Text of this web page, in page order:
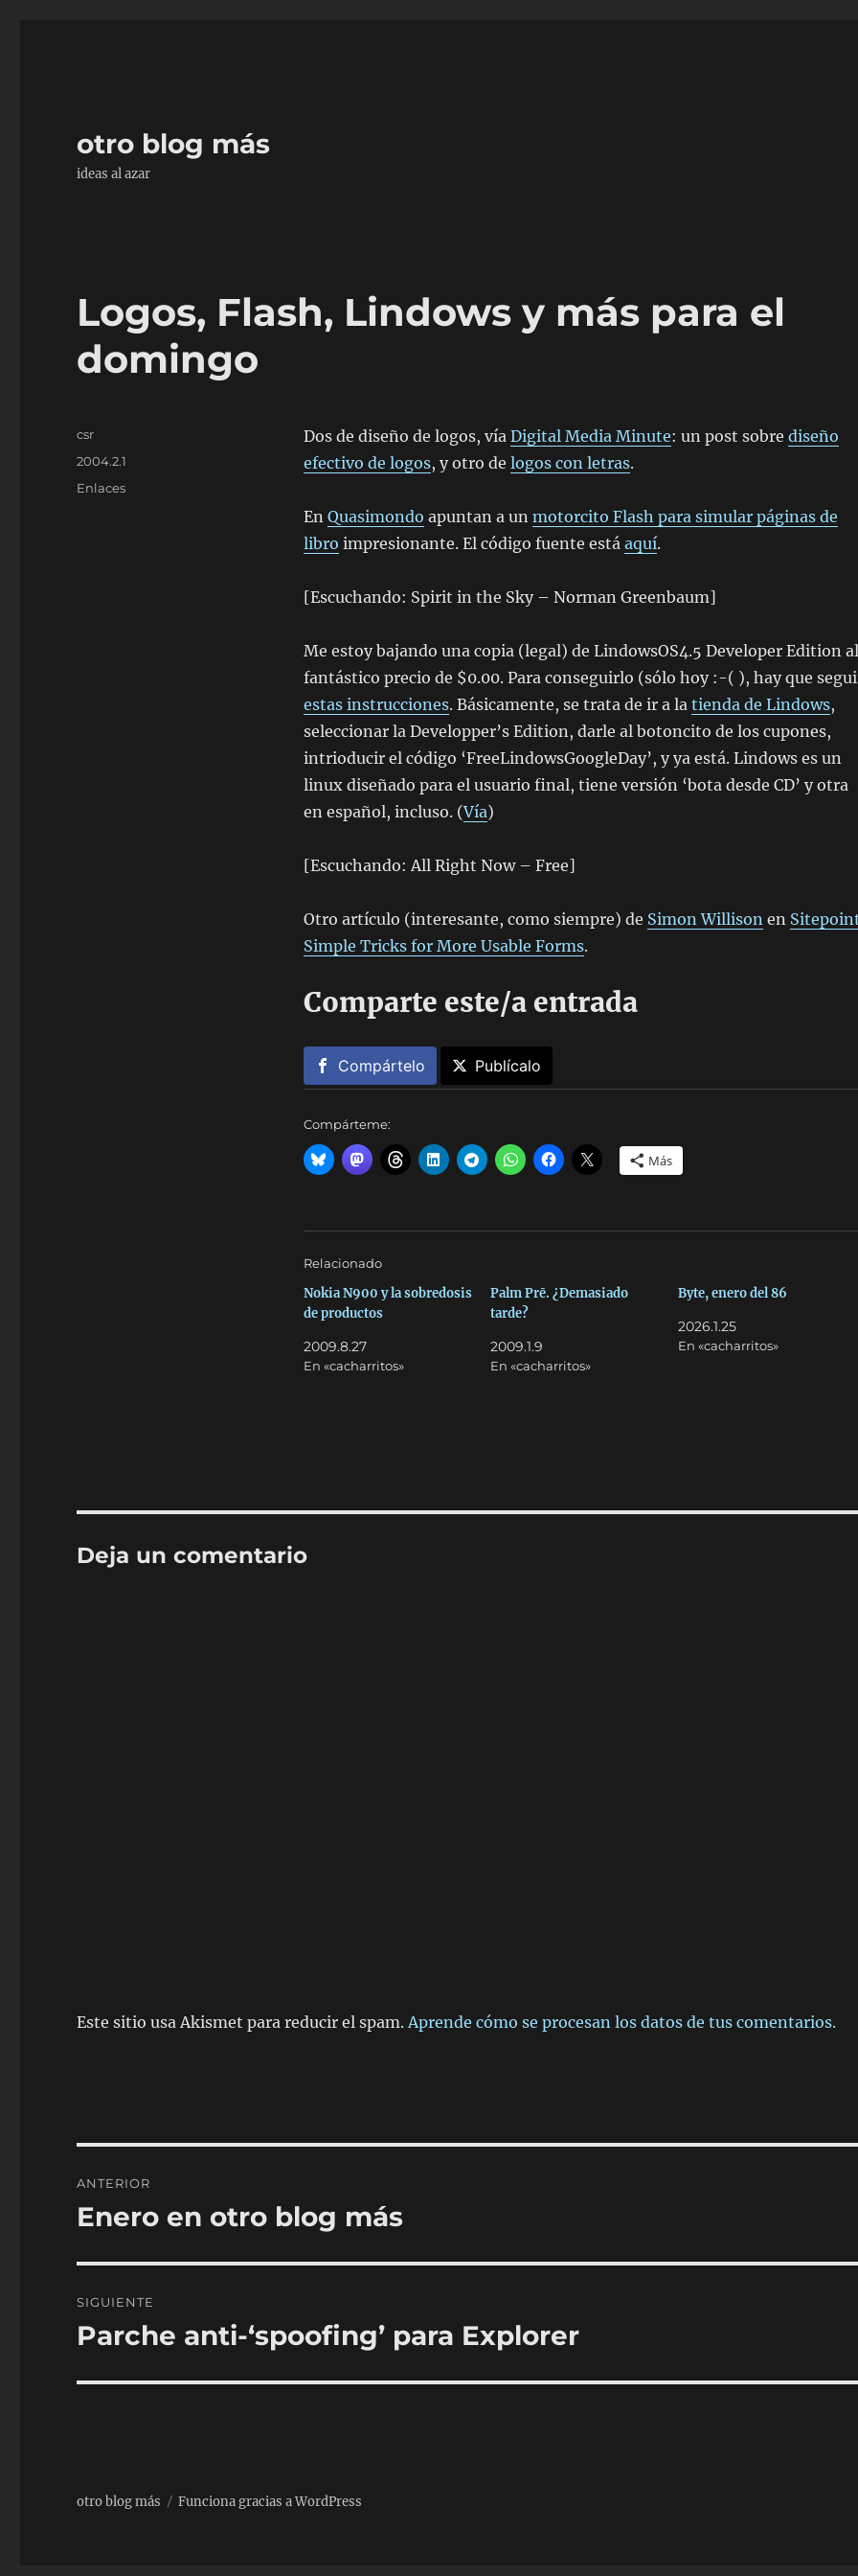
otro blog más
ideas al azar
Logos, Flash, Lindows y más para el
domingo
Dos de diseño de logos, vía Digital Media Minute: un post sobre diseño
efectivo de logos, y otro de logos con letras.
En Quasimondo apuntan a un motorcito Flash para simular páginas de
libro impresionante. El código fuente está aquí.
[Escuchando: Spirit in the Sky – Norman Greenbaum]
Me estoy bajando una copia (legal) de LindowsOS4.5 Developer Edition al
fantástico precio de $0.00. Para conseguirlo (sólo hoy :-( ), hay que
estas instrucciones. Básicamente, se trata de ir a la tienda de Lindows,
seleccionar la Developper’s Edition, darle al botoncito de los cupones,
intrioducir el código ‘FreeLindowsGoogleDay’, y ya está. Lindows es un
linux diseñado para el usuario final, tiene versión ‘bota desde CD’ y otra
en español, incluso. (Vía)
[Escuchando: All Right Now – Free]
Otro artículo (interesante, como siempre) de Simon Willisonen
Simple Tricks for More Usable Forms.
Comparte este/a entrada
Compártelo Publícalo
Compárteme:
Más
Relacionado
Nokia N900 y la sobredosis
de productos
2009.8.27
En «cacharritos»
Palm Prē. ¿Demasiado
tarde?
2009.1.9
En «cacharritos»
Byte, enero del 86
2026.1.25
En «cacharritos»
Autor
csr
Publicado
2004.2.1
Categorías
Enlaces
Deja un comentario
Este sitio usa Akismet para reducir el spam.Aprende cómo se procesan los datos de tus comentarios.
de
ANTERIOR
Entrada
Enero en otro blog más
SIGUIENTE
Entrada
Parche anti-‘spoofing’ para Explorer
otro blog más Funciona gracias a WordPress